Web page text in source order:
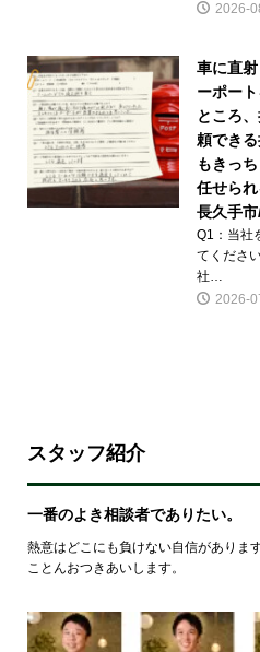
2026-
車に直
ーポー
ところ
頼でき
もきっ
任せら
長久手
Q1：当社
てくださ
社…
2026-
スタッフ紹介
一番のよき相談者でありたい。
熱意はどこにも負けない自信がありま
ことんおつきあいします。